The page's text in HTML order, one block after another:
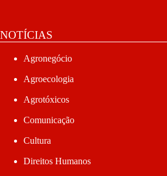
NOTÍCIAS
Agronegócio
Agroecologia
Agrotóxicos
Comunicação
Cultura
Direitos Humanos